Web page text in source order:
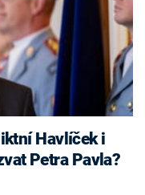
Petra Pavla?